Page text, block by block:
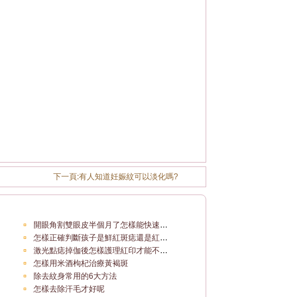
下一頁:有人知道妊娠紋可以淡化嗎?
開眼角割雙眼皮半個月了怎樣能快速消腫
怎樣正確判斷孩子是鮮紅斑痣還是紅胎記
激光點痣掉伽後怎樣護理紅印才能不留痕跡
怎樣用米酒枸杞治療黃褐斑
除去紋身常用的6大方法
怎樣去除汗毛才好呢